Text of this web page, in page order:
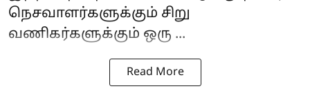
நெசவாளர்களுக்கும் சிறு
வணிகர்களுக்கும் ஒரு ...
Read More